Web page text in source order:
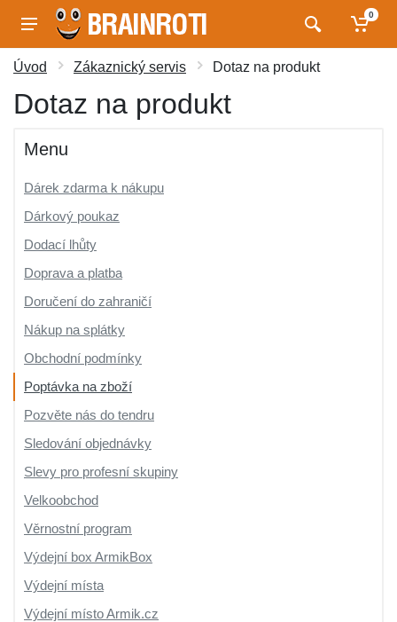
0
Úvod Zákaznický servis Dotaz na produkt
Dotaz na produkt
Menu
Dárek zdarma k nákupu
Dárkový poukaz
Dodací lhůty
Doprava a platba
Doručení do zahraničí
Nákup na splátky
Obchodní podmínky
Poptávka na zboží
Pozvěte nás do tendru
Sledování objednávky
Slevy pro profesní skupiny
Velkoobchod
Věrnostní program
Výdejní box ArmikBox
Výdejní místa
Výdejní místo Armik.cz